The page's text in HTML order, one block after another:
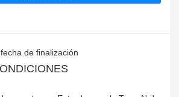
de finalización